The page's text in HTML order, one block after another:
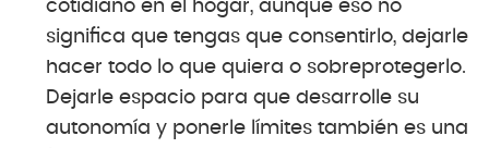
cotidiano en el hogar, aunque eso no
significa que tengas que consentirlo, dejarle
hacer todo lo que quiera o sobreprotegerlo.
Dejarle espacio para que desarrolle su
autonomía y ponerle límites también es una